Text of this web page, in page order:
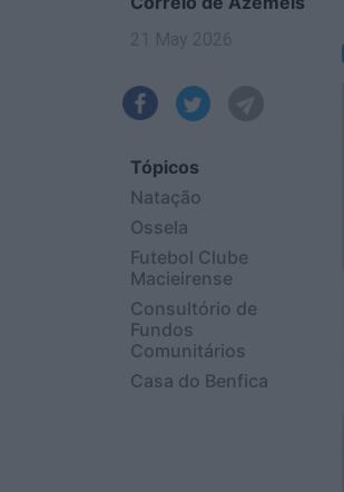
Tópicos
Natação
Ossela
Futebol Clube
Macieirense
Consultório de
Fundos
Comunitários
Casa do Benfica